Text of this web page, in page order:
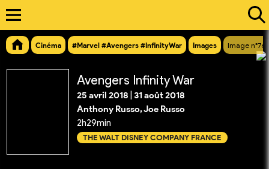
Cinéma #Marvel #Avengers #InfinityWar Images Image
Avengers Infinity War
25 avril 2018 31 août 2018
Anthony Russo, Joe Russo
2h29min
THE WALT DISNEY COMPANY FRANCE